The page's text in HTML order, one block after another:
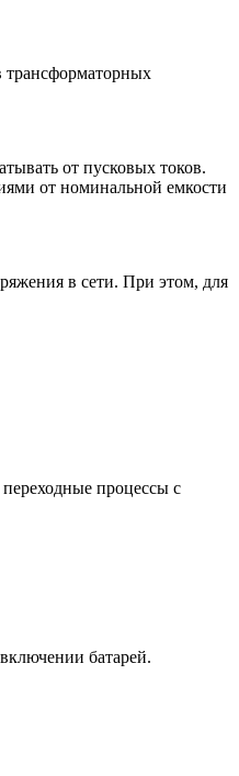
трансформаторных
от пусковых токов.
от номинальной емкости
в сети. При этом, для
процессы с
батарей.